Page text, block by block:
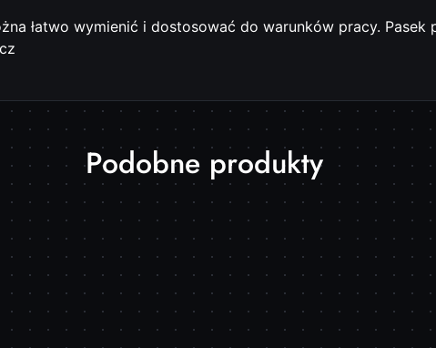
łatwo wymienić i dostosować do warunków pracy.
Produkty
o
statusie:
Podobne produkty